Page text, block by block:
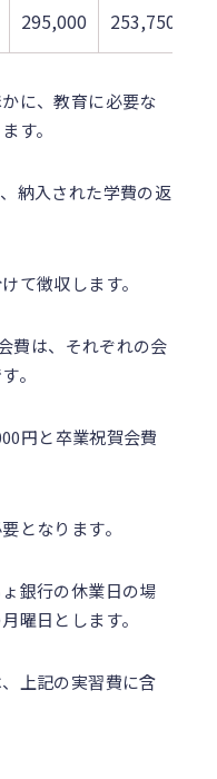
295,000 253,750
に、教育に必要な
す。
納入された学費の返
て徴収します。
費は、それぞれの会
。
円と卒業祝賀会費
となります。
銀行の休業日の場
曜日とします。
上記の実習費に含